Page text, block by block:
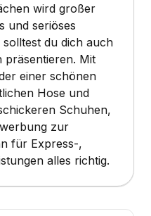
wird großer
und seriöses
du dich auch
präsentieren. Mit
einer schönen
Hose und
Schuhen,
zur
für Express-,
alles richtig.